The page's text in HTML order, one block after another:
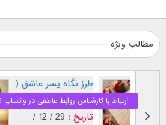
مطالب ویژه
طرز نگاه پسر عاشق (
بر اساس [...]
تاریخ :
29 / 12 /